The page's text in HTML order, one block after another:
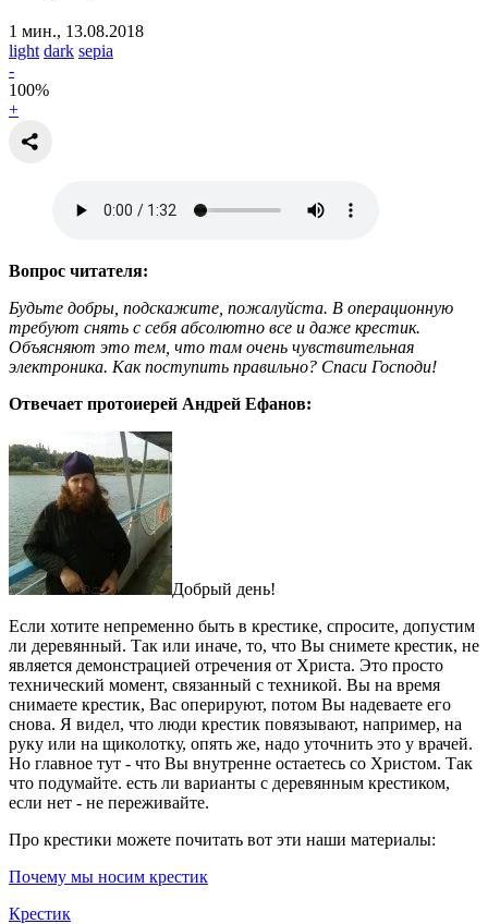
1 мин., 13.08.2018
light dark sepia
-
100%
+
Вопрос читателя:
Будьте добры, подскажите, пожалуйста. В операционную
требуют снять с себя абсолютно все и даже крестик.
Объясняют это тем, что там очень чувствительная
электроника. Как поступить правильно? Спаси Господи!
Отвечает протоиерей Андрей Ефанов:
Добрый день!
Если хотите непременно быть в крестике, спросите, допустим
ли деревянный. Так или иначе, то, что Вы снимете крестик, не
является демонстрацией отречения от Христа. Это просто
технический момент, связанный с техникой. Вы на время
снимаете крестик, Вас оперируют, потом Вы надеваете его
снова. Я видел, что люди крестик повязывают, например, на
руку или на щиколотку, опять же, надо уточнить это у врачей.
Но главное тут - что Вы внутренне остаетесь со Христом. Так
что подумайте. есть ли варианты с деревянным крестиком,
если нет - не переживайте.
Про крестики можете почитать вот эти наши материалы:
Почему мы носим крестик
Крестик